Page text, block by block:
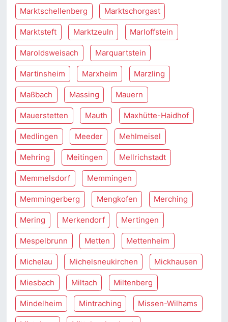
Marktschellenberg Marktschorgast
Marktsteft Marktzeuln Marloffstein
Maroldsweisach Marquartstein
Martinsheim Marxheim Marzling
Maßbach Massing Mauern
Mauerstetten Mauth Maxhütte-Haidhof
Medlingen Meeder Mehlmeisel
Mehring Meitingen Mellrichstadt
Memmelsdorf Memmingen
Memmingerberg Mengkofen Merching
Mering Merkendorf Mertingen
Mespelbrunn Metten Mettenheim
Michelau Michelsneukirchen Mickhausen
Miesbach Miltach Miltenberg
Mindelheim Mintraching Missen-Wilhams